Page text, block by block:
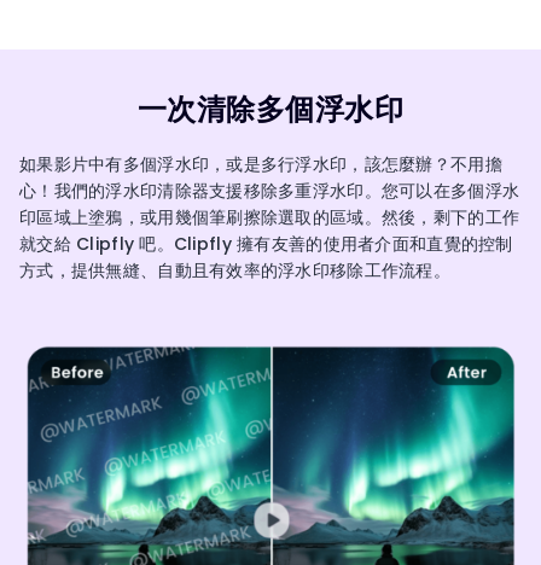
一次清除多個浮水印
如果影片中有多個浮水印，或是多行浮水印，該怎麼辦？不用擔
心！我們的浮水印清除器支援移除多重浮水印。您可以在多個浮水
印區域上塗鴉，或用幾個筆刷擦除選取的區域。然後，剩下的工作
就交給 Clipfly 吧。Clipfly 擁有友善的使用者介面和直覺的控制
方式，提供無縫、自動且有效率的浮水印移除工作流程。